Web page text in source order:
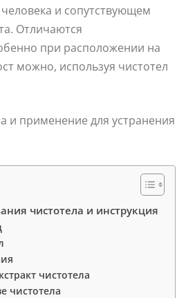
и сопутствующем
Отличаются
при расположении на
можно, используя чистотел
чистотела и инструкция
чистотела
чистотела